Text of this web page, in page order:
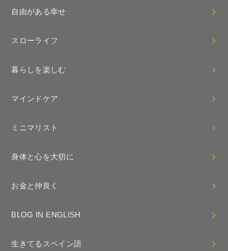
自由がある幸せ
スローライフ
暮らしを楽しむ
マインドケア
ミニマリスト
身体と心を大切に
お金と仲良く
BLOG IN ENGLISH
生きてるスペイン語